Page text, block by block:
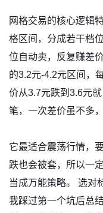
网格交易的核心逻辑
格区间，分成若干档
位自动卖，反复赚差
的3.2元-4.2元区间，
价从3.7元跌到3.6元
笔，一次差价虽不多
它最适合震荡行情，
跌也会被套，所以一
当成万能策略。 选对
我踩过第一个坑后总